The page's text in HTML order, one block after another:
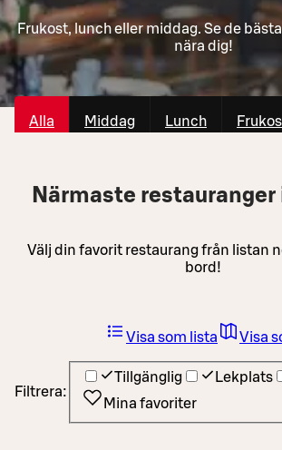
Frukost, lunch eller middag. Se de
nära dig!
Alla Middag Lunch
Närmaste restauranger
Välj din favorit restaurang från listan
bord!
Filtrera:
Tillgänglig Lekplats
Mina favoriter
Visa som lista Visa